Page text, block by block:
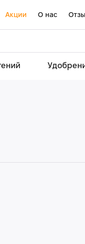
Акции О нас